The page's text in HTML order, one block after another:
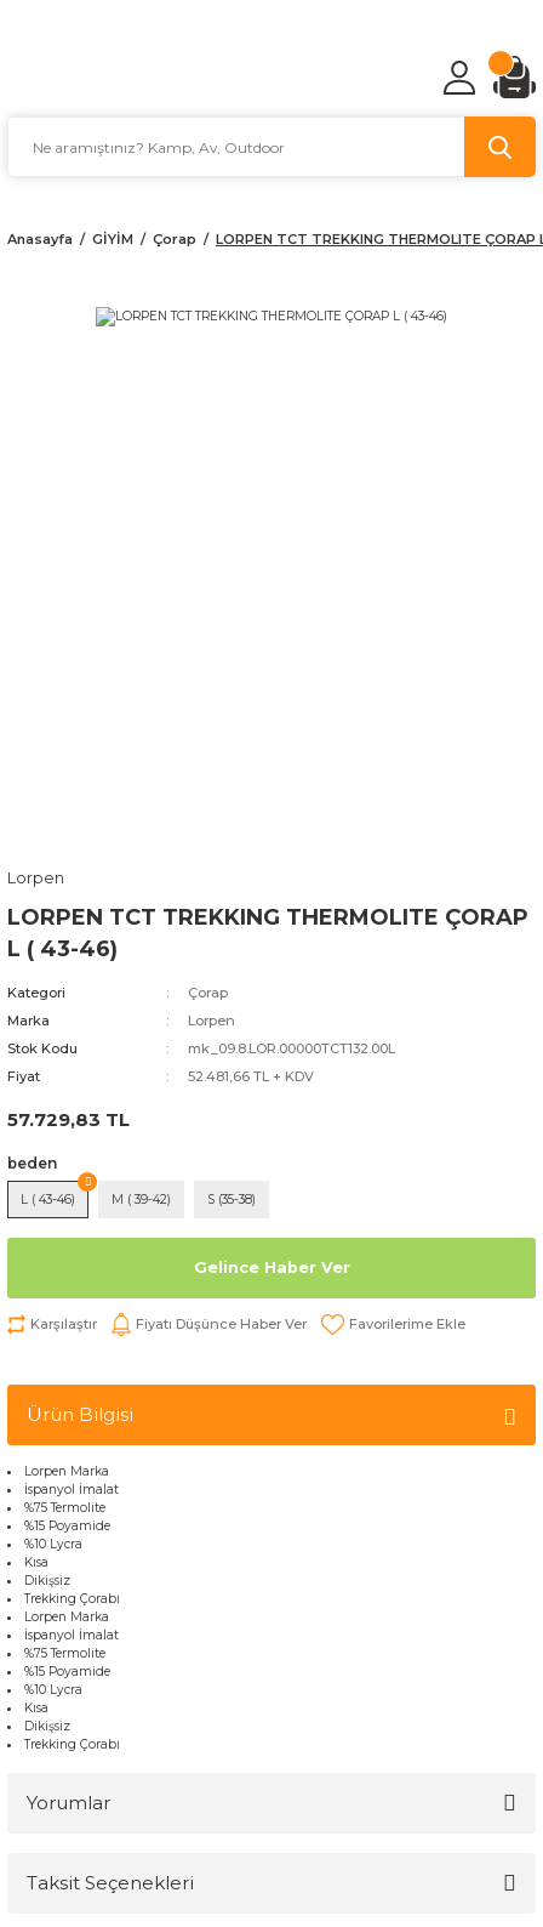
Anasayfa GİYİM Çorap LORPEN TCT TREKKING THERMOLITE
Lorpen
LORPEN TCT TREKKING THERMOLITE ÇORAP
L ( 43-46)
Kategori
Çorap
Marka
Lorpen
Stok Kodu
mk_09.8.LOR.00000TCT132.00L
Fiyat
52.481,66 TL + KDV
57.729,83 TL
beden
L ( 43-46) M ( 39-42) S (35-38)
Gelince Haber Ver
Karşılaştır Fiyatı Düşünce Haber Ver
Ürün Bilgisi
Lorpen Marka
İspanyol İmalat
%75 Termolite
%15 Poyamide
%10 Lycra
Kısa
Dikişsiz
Trekking Çorabı
Lorpen Marka
İspanyol İmalat
%75 Termolite
%15 Poyamide
%10 Lycra
Kısa
Dikişsiz
Trekking Çorabı
Yorumlar
Taksit Seçenekleri